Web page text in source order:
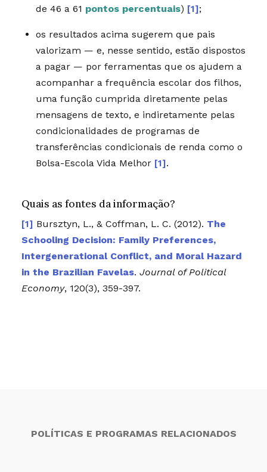
de 46 a 61 pontos percentuais) [1];
os resultados acima sugerem que pais
valorizam — e, nesse sentido, estão dispostos
a pagar — por ferramentas que os ajudem a
acompanhar a frequência escolar dos filhos,
uma função cumprida diretamente pelas
mensagens de texto, e indiretamente pelas
condicionalidades de programas de
transferências condicionais de renda como o
Bolsa-Escola Vida Melhor [1].
Quais as fontes da informação?
Bursztyn, L., & Coffman, L. C. (2012). The
Schooling Decision: Family Preferences,
Intergenerational Conflict, and Moral Hazard
in the Brazilian Favelas. Journal of Political
Economy, 120(3), 359-397.
POLÍTICAS E PROGRAMAS RELACIONADOS